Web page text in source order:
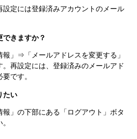
設定には登録済みアカウントのメール
できますか？
報」⇒「メールアドレスを変更する」
。再設定には、登録済みのメールアド
です。
たい
報」の下部にある「ログアウト」ボタ